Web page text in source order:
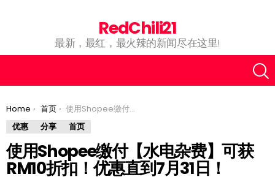
RedChili21
最新，最红，最火辣的新闻尽在这里!
You are here:
Home 首页
使用Shopee缴付【水电杂费】可获RM10折扣！优惠直到7月31日！
优惠
分享 首页
使用Shopee缴付【水电杂费】可获
RM10折扣！优惠直到7月31日！